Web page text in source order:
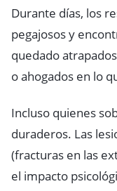
Durante días, los
pegajosos y
quedado
o ahogados en lo
Incluso quienes
duraderos. Las
(fracturas en las
el impacto